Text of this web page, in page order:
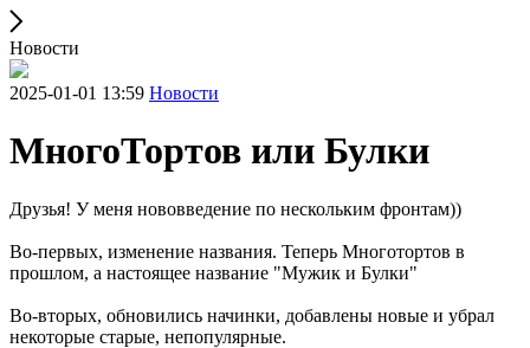
Новости
2025-01-01 13:59 Новости
МногоТортов или Булки
Друзья! У меня нововведение по нескольким фронтам))
Во-первых, изменение названия. Теперь Многотортов в
прошлом, а настоящее название "Мужик и Булки"
Во-вторых, обновились начинки, добавлены новые и убрал
некоторые старые, непопулярные.